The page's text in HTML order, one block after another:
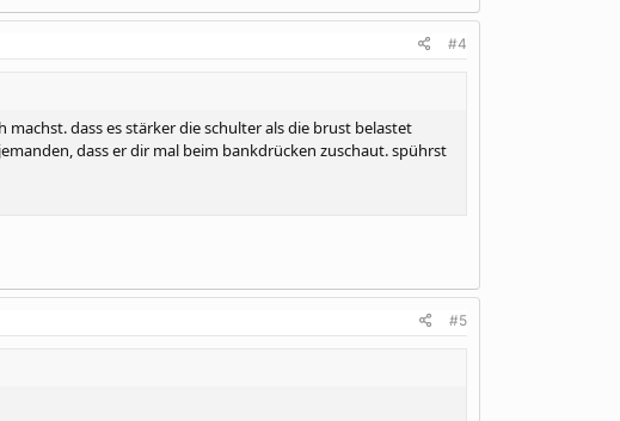
#4
dass es stärker die schulter als die brust belastet
dass er dir mal beim bankdrücken zuschaut. spührst
#5